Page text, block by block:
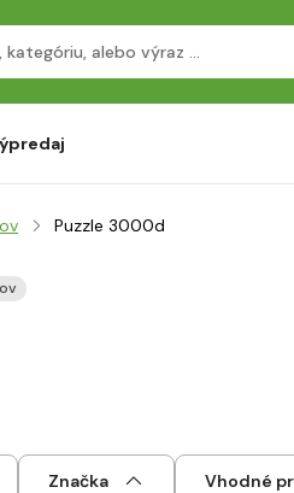
Puzzle 3000d
Značka Vhodné